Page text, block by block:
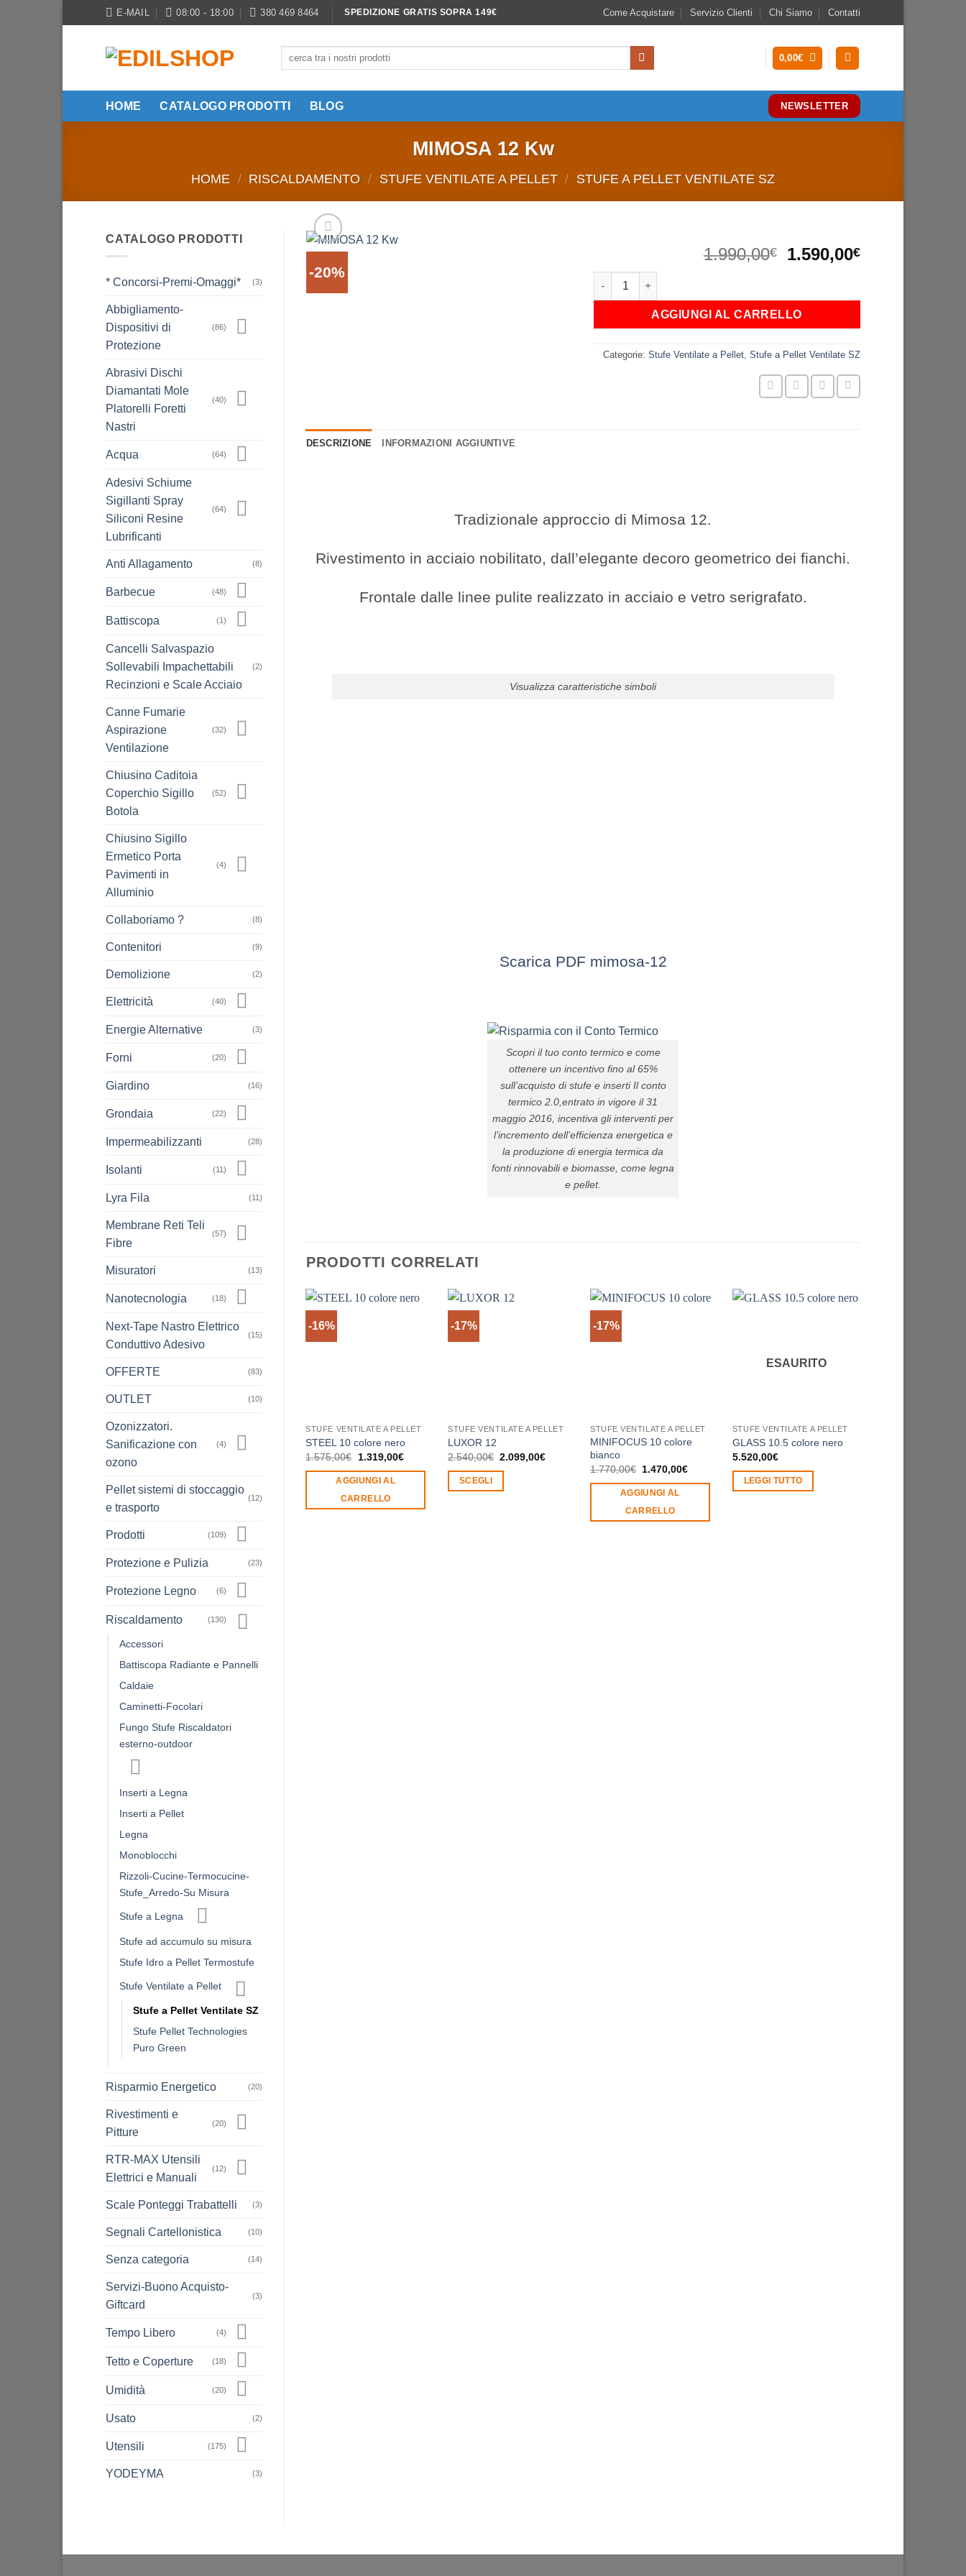
ai
contenuti
E-MAIL 08:00 - 18:00 380 469 8464 SPEDIZIONE GRATIS SOPRA 149€ Come Acquistare Servizio Clienti Chi Siamo Contatti
0,00€
HOME CATALOGO PRODOTTI BLOG NEWSLETTER
MIMOSA 12 Kw
HOME / RISCALDAMENTO / STUFE VENTILATE A PELLET / STUFE A PELLET VENTILATE SZ
CATALOGO PRODOTTI
* Concorsi-Premi-Omaggi* (3)
Abbigliamento-
Dispositivi di
Protezione
(86)
Abrasivi Dischi
Diamantati Mole
Platorelli Foretti
Nastri
(40)
Acqua (64)
Adesivi Schiume
Sigillanti Spray
Siliconi Resine
Lubrificanti
(64)
Anti Allagamento (8)
Barbecue (48)
Battiscopa (1)
Cancelli Salvaspazio
Sollevabili Impachettabili
Recinzioni e Scale Acciaio
(2)
Canne Fumarie
Aspirazione
Ventilazione
(32)
Chiusino Caditoia
Coperchio Sigillo
Botola
(52)
Chiusino Sigillo
Ermetico Porta
Pavimenti in
Alluminio
(4)
Collaboriamo ? (8)
Contenitori (9)
Demolizione (2)
Elettricità (40)
Energie Alternative (3)
Forni (20)
Giardino (16)
Grondaia (22)
Impermeabilizzanti (28)
Isolanti (11)
Lyra Fila (11)
Membrane Reti Teli
Fibre
(57)
Misuratori (13)
Nanotecnologia (18)
Next-Tape Nastro Elettrico
Conduttivo Adesivo
(15)
OFFERTE (83)
OUTLET (10)
Ozonizzatori.
Sanificazione con
ozono
(4)
Pellet sistemi di stoccaggio
e trasporto
(12)
Prodotti (109)
Protezione e Pulizia (23)
Protezione Legno (6)
Riscaldamento (130)
Accessori
Battiscopa Radiante e Pannelli
Caldaie
Caminetti-Focolari
Fungo Stufe Riscaldatori
esterno-outdoor
Inserti a Legna
Inserti a Pellet
Legna
Monoblocchi
Rizzoli-Cucine-Termocucine-
Stufe_Arredo-Su Misura
Stufe a Legna
Stufe ad accumulo su misura
Stufe Idro a Pellet Termostufe
Stufe Ventilate a Pellet
Stufe a Pellet Ventilate SZ
Stufe Pellet Technologies
Puro Green
Risparmio Energetico (20)
Rivestimenti e
Pitture
(20)
RTR-MAX Utensili
Elettrici e Manuali
(12)
Scale Ponteggi Trabattelli (3)
Segnali Cartellonistica (10)
Senza categoria (14)
Servizi-Buono Acquisto-
Giftcard
(3)
Tempo Libero (4)
Tetto e Coperture (18)
Umidità (20)
Usato (2)
Utensili (175)
YODEYMA (3)
-20%
1.990,00€
Il
era:
1.990,00€.
1.590,00€Il
è:
MIMOSA 12 Kw quantità
AGGIUNGI AL CARRELLO
Categorie: Stufe Ventilate a Pellet Stufe a Pellet Ventilate SZ
DESCRIZIONE INFORMAZIONI AGGIUNTIVE
Tradizionale approccio di Mimosa 12.
Rivestimento in acciaio nobilitato, dall’elegante decoro geometrico dei fianchi.
Frontale dalle linee pulite realizzato in acciaio e vetro serigrafato.
Visualizza caratteristiche simboli
Scarica PDF mimosa-12
Scopri il tuo conto termico e come
ottenere un incentivo fino al 65%
sull’acquisto di stufe e inserti Il conto
termico 2.0,entrato in vigore il 31
maggio 2016, incentiva gli interventi per
l’incremento dell’efficienza energetica e
la produzione di energia termica da
fonti rinnovabili e biomasse, come legna
e pellet.
PRODOTTI CORRELATI
-16%
STUFE VENTILATE A PELLET
STEEL 10 colore nero
1.575,00€
Il
originale
era:
1.575,00€.
1.319,00€Il
AGGIUNGI AL
CARRELLO
-17%
STUFE VENTILATE A PELLET
LUXOR 12
2.540,00€ Il
2.099,00€Il
SCEGLI
-17%
STUFE VENTILATE A PELLET
MINIFOCUS 10 colore
bianco
1.770,00€ Il
originale
era:
1.770,00€.
1.470,00€Il
AGGIUNGI AL
CARRELLO
ESAURITO
STUFE VENTILATE A PELLET
GLASS 10.5 colore nero
5.520,00€
LEGGI TUTTO